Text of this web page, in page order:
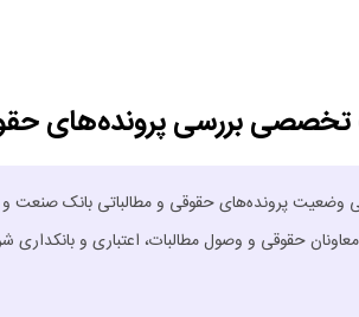
بررسی پرونده‌های
پرونده‌های حقوقی و مطالباتی بانک صنعت و
حقوقی و وصول مطالبات، اعتباری و